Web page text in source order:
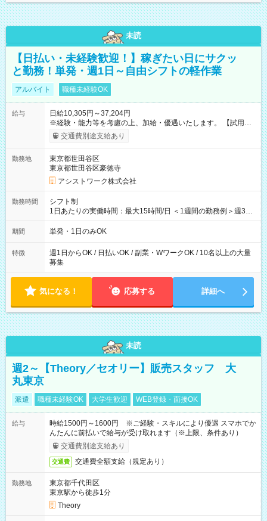
未読
【日払い・未経験歓迎！】稼ぎたい日にサクッ
と勤務！単発・週1日～自由シフトの軽作業
アルバイト 職種未経験OK
給与
日給10,305円～37,204円
※経験・能力等を考慮の上、加給・優遇いたします。 【試用期
間】試用期間なし
交通費別途支給あり
勤務地
東京都世田谷区
東京都世田谷区豪徳寺
アシストワーク株式会社
勤務時間
シフト制
1日あたりの実働時間：最大15時間/日 ＜1週間の勤務例＞週3回
勤務 勤務：月・水・金 休み：火・木・土・日 好きな時にお仕事
可能です！ ※1日あたりの最大実働時間は日勤、夜勤共に勤務し
期間 単発・1日のみOK
特徴
週1日からOK / 日払いOK / 副業・WワークOK / 10名以上の大量
募集
気になる！ 応募する 詳細へ
未読
週2～【Theory／セオリー】販売スタッフ 大
丸東京
派遣 職種未経験OK 大学生歓迎 WEB登録・面接OK
給与
時給1500円～1600円 ※ご経験・スキルにより優遇 スマホでか
んたんに前払いで給与が受け取れます（※上限、条件あり）
交通費別途支給あり
交通費 交通費全額支給（規定あり）
勤務地
東京都千代田区
東京駅から徒歩1分
Theory